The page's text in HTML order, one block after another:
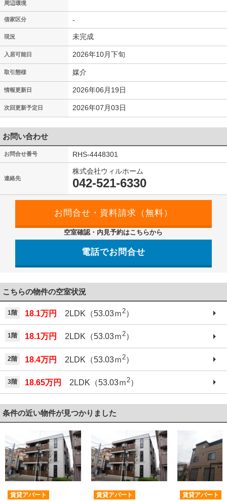
周辺環境
借家区分 -
現況 未完成
入居可能日 2026年10月下旬
取引態様 媒介
情報更新日 2026年06月19日
次回更新予定日 2026年07月03日
お問い合わせ
お問合せ番号 RHS-4448301
連絡先
株式会社ウィルホーム
042-521-6330
空室確認・内見予約はこちらから
電話でお問合せ
こちらの物件の空室状況
1階 18.1万円 2LDK（53.03ｍ2）
1階 18.1万円 2LDK（53.03ｍ2）
2階 18.4万円 2LDK（53.03ｍ 2）
3階 18.65万円 2LDK（53.03ｍ 2）
条件の近い物件が見つかりました
賃貸アパート
賃貸アパート
賃貸アパート